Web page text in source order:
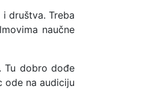
društva. Treba
naučne
Tu dobro dođe
ode na audiciju